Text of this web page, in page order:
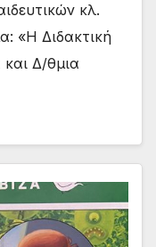
κλ.
«Η Διδακτική
Δ/θμια